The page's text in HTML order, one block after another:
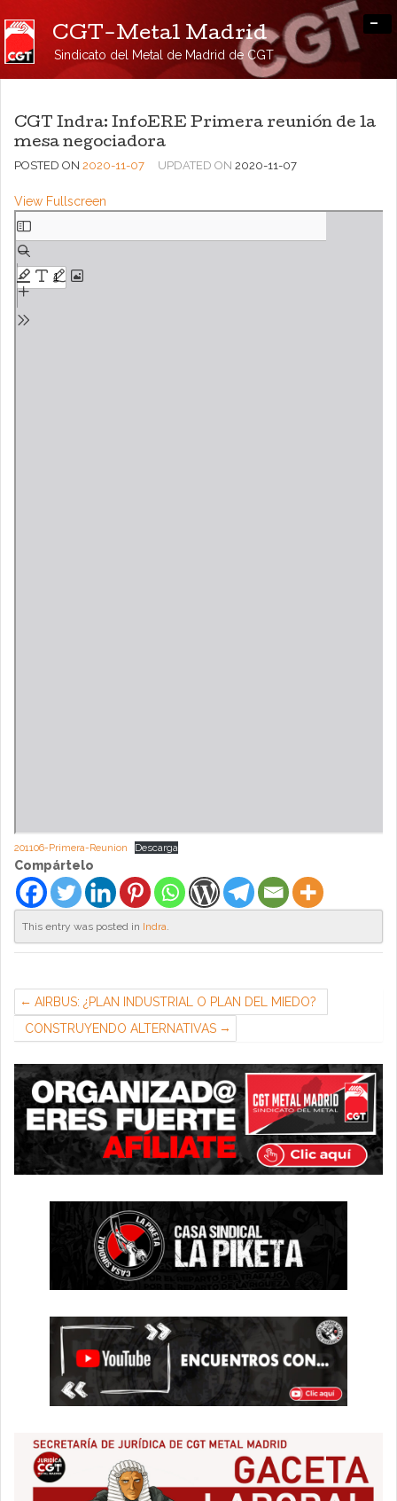
CGT-Metal Madrid
Sindicato del Metal de Madrid de CGT
-
CGT Indra: InfoERE Primera reunión de la
mesa negociadora
POSTED ON 2020-11-07 UPDATED ON 2020-11-07
View Fullscreen
Saltar
al
contenido
del
PDF
201106-Primera-Reunion Descarga
Compártelo
This entry was posted in Indra.
AIRBUS: ¿PLAN INDUSTRIAL O PLAN DEL MIEDO?
CONSTRUYENDO ALTERNATIVAS